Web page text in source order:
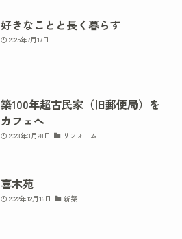
好きなことと長く暮らす
2025年7月17日
築100年超古民家（旧郵便局）を
カフェへ
2023年3月28日 リフォーム
喜木苑
2022年12月16日 新築